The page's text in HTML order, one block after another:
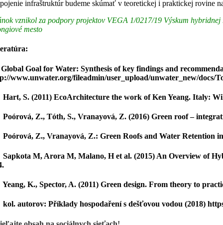
infraštruktúr budeme skúmať v teoretickej i praktickej rovine
vznikol za podpory projektov VEGA 1/0217/19 Výskum
mesto
Goal for Water: Synthesis of key findings and
www.unwater.org/fileadmin/user_upload/unwater_new/docs/
S. (2011) EcoArchitecture the work of Ken Yeang. Italy:
Z., Tóth, S., Vranayová, Z. (2016) Green roof –
Z., Vranayová, Z.: Green Roofs and Water Retention
M, Arora M, Malano, H et al. (2015) An Overview of
K., Spector, A. (2011) Green design. From theory to
autorov: Příklady hospodaření s dešťovou vodou (2018)